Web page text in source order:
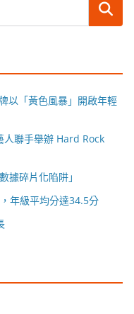
搜尋
以「黃色風暴」開啟年輕
聯手舉辦 Hard Rock
據碎片化陷阱」
年級平均分達34.5分